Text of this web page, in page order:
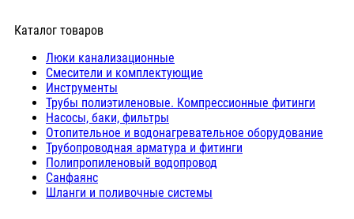
Каталог товаров
Люки канализационные
Cмесители и комплектующие
Инструменты
Трубы полиэтиленовые. Компрессионные фитинги
Насосы, баки, фильтры
Отопительное и водонагревательное оборудование
Трубопроводная арматура и фитинги
Полипропиленовый водопровод
Санфаянс
Шланги и поливочные системы